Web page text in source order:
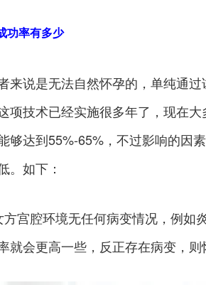
功率有多少
来说是无法自然怀孕的，单纯通
项技术已经实施很多年了，现在
够达到55%-65%，不过影响的因
。如下：
宫腔环境无任何病变情况，例如
就会更高一些，反正存在病变，